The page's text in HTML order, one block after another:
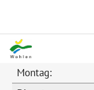
Über
Montag: